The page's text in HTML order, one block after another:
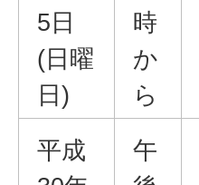
5日
(日曜
日)
時
か
ら
平成
午